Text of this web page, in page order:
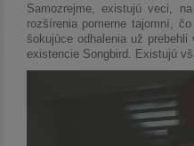
Samozrejme, existujú veci,
rozšírenia pomerne tajomní,
šokujúce odhalenia už
existencie Songbird. Existujú